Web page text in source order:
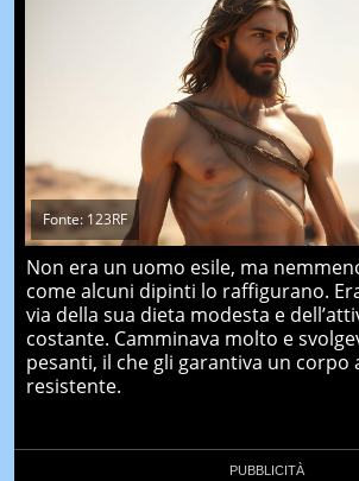
Fonte: 123RF
Non era un uomo esile, ma
come alcuni dipinti lo raffigurano.
via della sua dieta modesta e
costante. Camminava molto e
pesanti, il che gli garantiva un corpo
resistente.